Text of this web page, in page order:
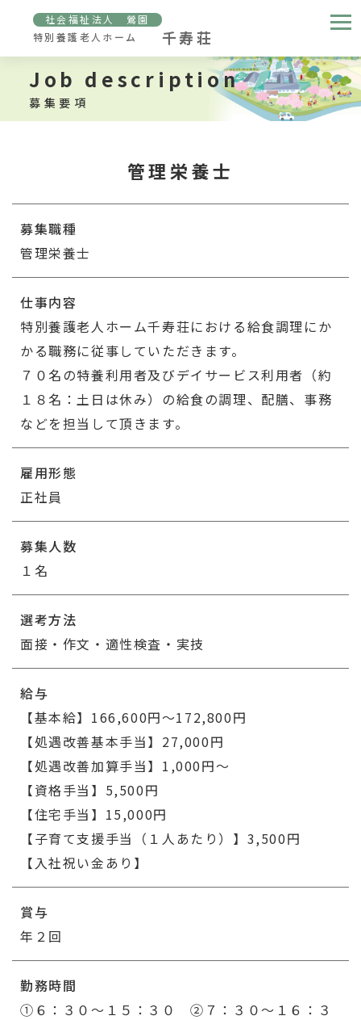
社会福祉法人 鶯園
特別養護老人ホーム
千寿荘
Job description
募集要項
管理栄養士
募集職種
管理栄養士
仕事内容
特別養護老人ホーム千寿荘における給食調理にか
かる職務に従事していただきます。
７０名の特養利用者及びデイサービス利用者（約
１８名：土日は休み）の給食の調理、配膳、事務
などを担当して頂きます。
雇用形態
正社員
募集人数
１名
選考方法
面接・作文・適性検査・実技
給与
【基本給】166,600円～172,800円
【処遇改善基本手当】27,000円
【処遇改善加算手当】1,000円～
【資格手当】5,500円
【住宅手当】15,000円
【子育て支援手当（１人あたり）】3,500円
【入社祝い金あり】
賞与
年２回
勤務時間
①６：３０～１５：３０ ②７：３０～１６：３